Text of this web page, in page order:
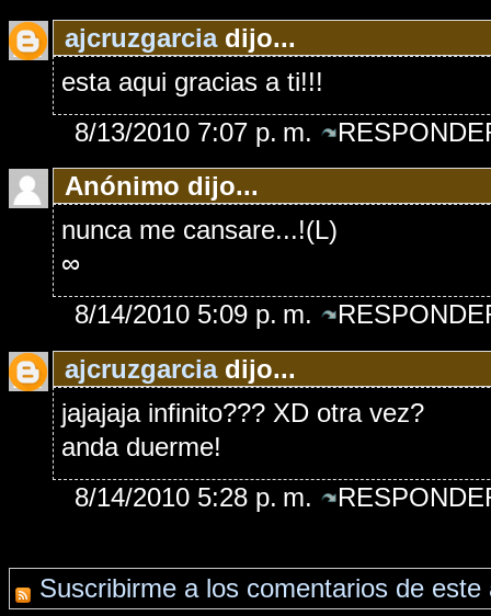
ajcruzgarciadijo...
esta aqui gracias a ti!!!
8/13/2010 7:07 p. m.
Anónimo dijo...
nunca me cansare...!(L)
∞
8/14/2010 5:09 p. m.
ajcruzgarciadijo...
jajajaja infinito??? XD otra vez?
anda duerme!
8/14/2010 5:28 p. m.
Suscribirme a los comentarios de este